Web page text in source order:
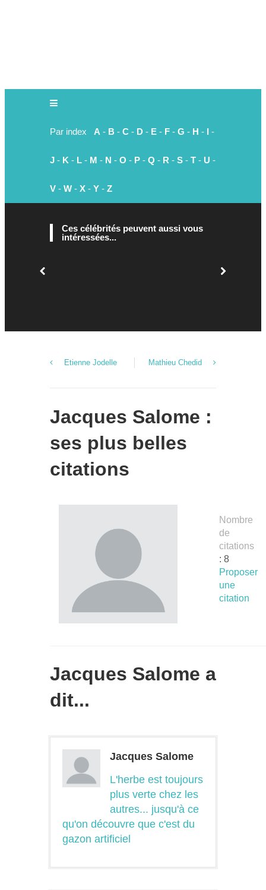
Par index A - B - C - D - E - F - G - H - I -
J - K - L - M - N - O - P - Q - R - S - T - U -
V - W - X - Y - Z
Ces célébrités peuvent aussi vous
intéressées...
Etienne Jodelle Mathieu Chedid
Jacques Salome :
ses plus belles
citations
Nombre
de
citations
: 8
Proposer
une
citation
Jacques Salome a
dit...
Jacques Salome
L'herbe est toujours
plus verte chez les
autres... jusqu'à ce
qu'on découvre que c'est du
gazon artificiel